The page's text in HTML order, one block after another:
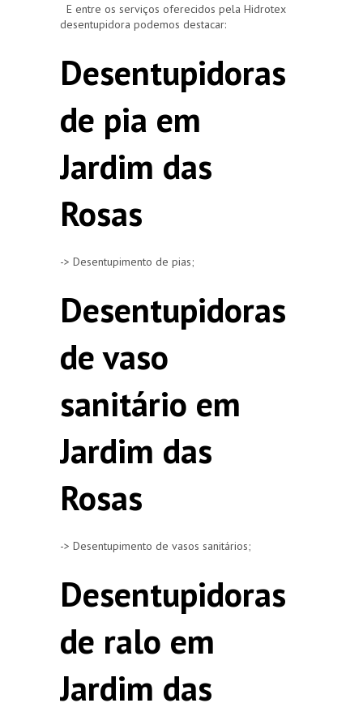
E entre os serviços oferecidos pela Hidrotex
desentupidora podemos destacar:
Desentupidoras
de pia em
Jardim das
Rosas
-> Desentupimento de pias;
Desentupidoras
de vaso
sanitário em
Jardim das
Rosas
-> Desentupimento de vasos sanitários;
Desentupidoras
de ralo em
Jardim das